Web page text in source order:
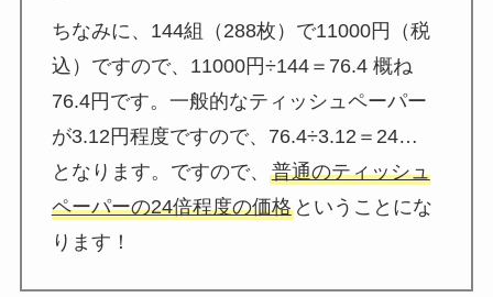
ちなみに、 144組（288枚）で11000円（税
込）ですので、11000円÷144＝76.4 概ね
76.4円です。一般的なティッシュペーパー
が3.12円程度ですので、76.4÷3.12＝24…
となります。ですので、 普通のティッシュ
ペーパーの24倍程度の価格ということにな
ります！